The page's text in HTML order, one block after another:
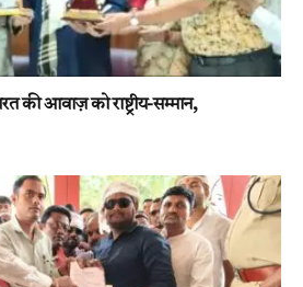
की आवाज़ को राष्ट्रीय-सम्मान,